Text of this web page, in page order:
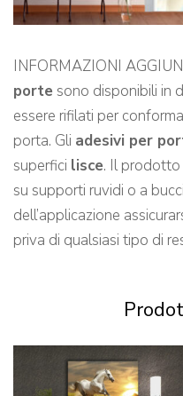
INFORMAZIONI
porte sono disponibili in
essere rifilati per
porta. Gli adesivi per
superfici lisce. Il prodotto
su supporti ruvidi o a
dell’applicazione
priva di qualsiasi tipo di